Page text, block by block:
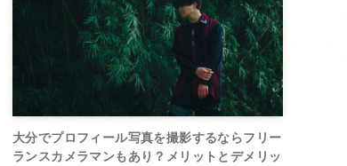
大分でプロフィール写真を撮影するならフリー
ランスカメラマンもあり？メリットとデメリッ